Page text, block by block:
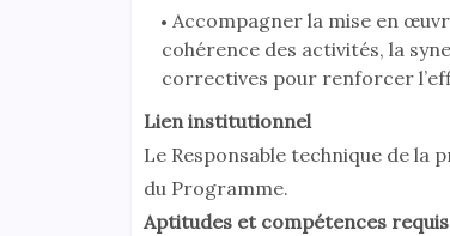
Accompagner la mise en
cohérence des activités, la
correctives pour renforcer
Lien institutionnel
Le Responsable technique de
du Programme.
Aptitudes et compétences